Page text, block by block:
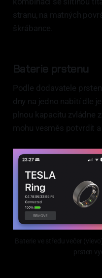
stranu, na matných
škrábance.
Baterie prstenu
Podle dodavatele
dny na jedno nabití dle
plnou kapacitu zvládne
mohu vesměs potvrdit a
Baterie ve středu večer
prsten